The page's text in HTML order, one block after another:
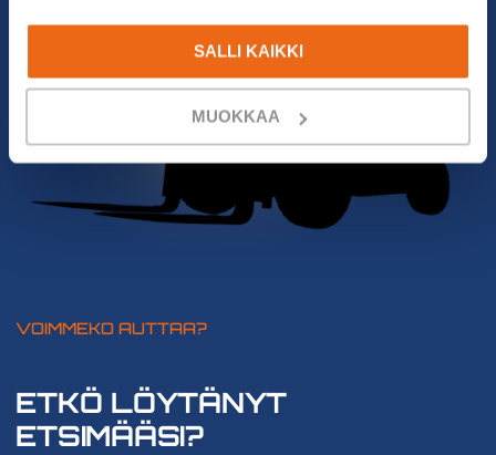
SALLI KAIKKI
MUOKKAA
VOIMMEKO AUTTAA?
ETKÖ LÖYTÄNYT
ETSIMÄÄSI?